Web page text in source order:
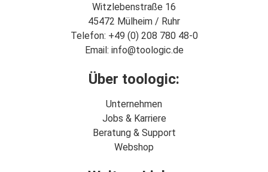
Witzlebenstraße 16
45472 Mülheim / Ruhr
Telefon: +49 (0) 208 780 48-0
Email: info@toologic.de
Über toologic:
Unternehmen
Jobs & Karriere
Beratung & Support
Webshop